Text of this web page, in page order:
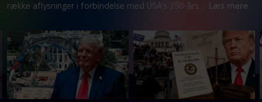
række aflysninger i forbindelse med USA’s 250-års
Læs mere